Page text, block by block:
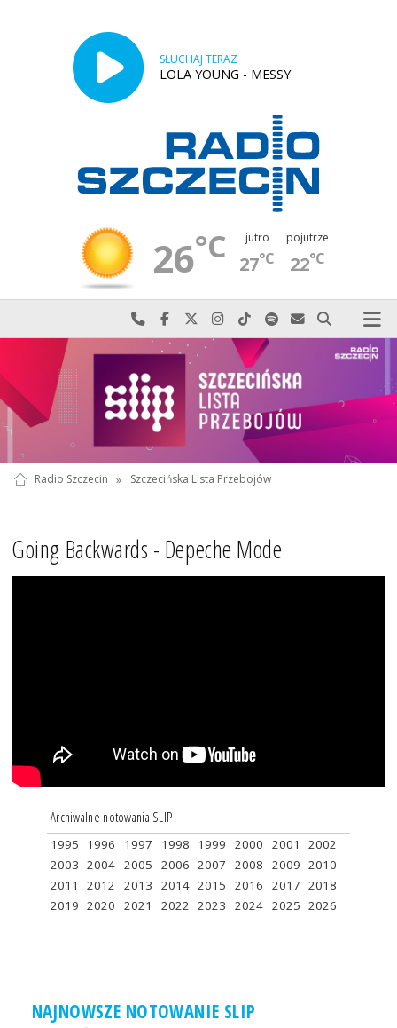
SŁUCHAJ TERAZ
LOLA YOUNG - MESSY
26°C jutro
27°C
pojutrze
22°C
Najlepiej po prostu do nas zadzwoń
Odwiedź nas na Facebook-u
Odwiedź nas na X
Odwiedź nas na Instagram-ie
Odwiedź nas na TikTok-u
Szukaj nas na Spotify
Wyślij do nas
Szukaj
Radio Szczecin » Szczecińska Lista Przebojów
Going Backwards - Depeche Mode
Archiwalne notowania SLIP
1995 1996 1997 1998 1999 2000 2001
2002
2003 2004 2005 2006 2007 2008 2009 2010
2011
2012 2013 2014 2015 2016 2017 2018
2019 2020 2021 2022 2023 2024 2025 2026
NAJNOWSZE NOTOWANIE SLIP